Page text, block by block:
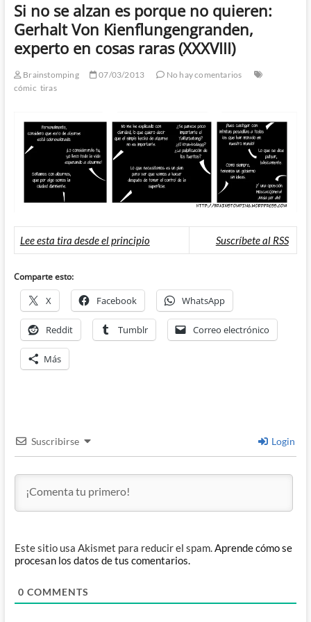
Si no se alzan es porque no quieren:
Gerhalt Von Kienflungengranden,
experto en cosas raras (XXXVIII)
Brainstomping 07/03/2013
No hay comentarios
cómic tiras
Lee esta tira desde el principio Suscríbete al RSS
Comparte esto:
X Facebook WhatsApp
Reddit Tumblr Correo electrónico
Más
Suscribirse Login
Este sitio usa Akismet para reducir el spam.Aprende cómo se
procesan los datos de tus comentarios.
0 COMMENTS